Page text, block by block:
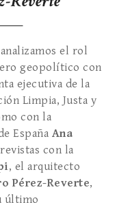
el rol
geopolítico con
ejecutiva de la
Limpia, Justa y
con la
España Ana
con la
, el arquitecto
Pérez-Reverte,
último